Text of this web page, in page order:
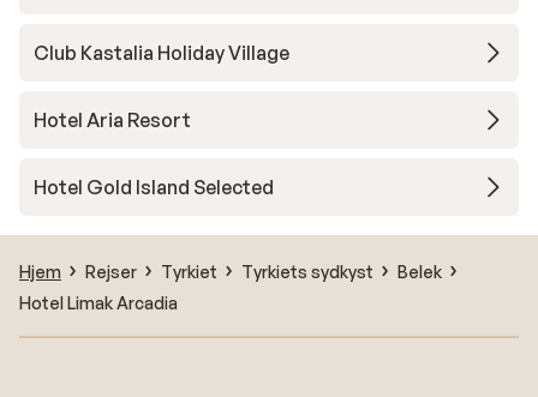
Club Kastalia Holiday Village
Hotel Aria Resort
Hotel Gold Island Selected
Hjem Rejser Tyrkiet Tyrkiets sydkyst
Belek
Hotel Limak Arcadia